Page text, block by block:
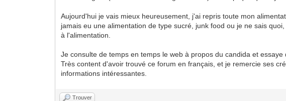
Aujourd'hui je vais mieux heureusement, j'ai repris toute mon
jamais eu une alimentation de type sucré, junk food ou je ne sais
à l'alimentation.
Je consulte de temps en temps le web à propos du candida et
Très content d'avoir trouvé ce forum en français, et je remercie ses
informations intéressantes.
Trouver